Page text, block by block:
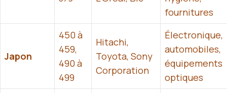
fournitures
Japon
450 à
459,
490 à
499
Hitachi,
Toyota, Sony
Corporation
Électronique,
automobiles,
équipements
optiques